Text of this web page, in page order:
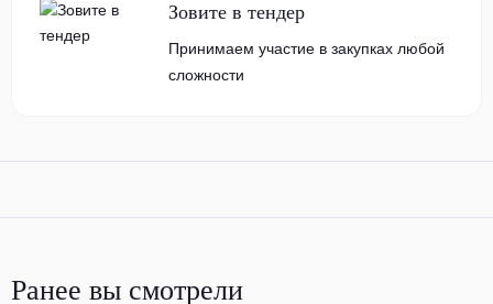
Зовите в тендер
Принимаем участие в закупках любой
сложности
Ранее вы смотрели